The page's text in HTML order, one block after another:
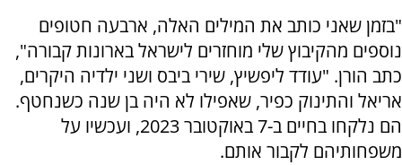
"בזמן שאני כותב את המילים האלה, ארבעה חטופים
נוספים מהקיבוץ שלי מוחזרים לישראל בארונות קבורה",
כתב הורן. "עודד ליפשיץ, שירי ביבס ושני ילדיה היקרים,
אריאל והתינוק כפיר, שאפילו לא היה בן שנה כשנחטף.
הם נלקחו בחיים ב-7 באוקטובר 2023, ועכשיו על
משפחותיהם לקבור אותם.